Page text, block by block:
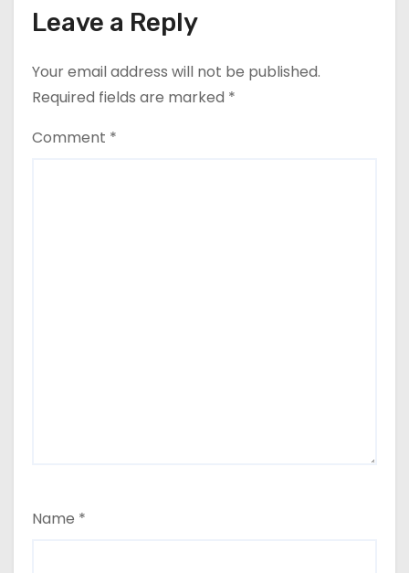
Leave a Reply
Your email address will not be published.
Required fields are marked *
Comment *
Name *